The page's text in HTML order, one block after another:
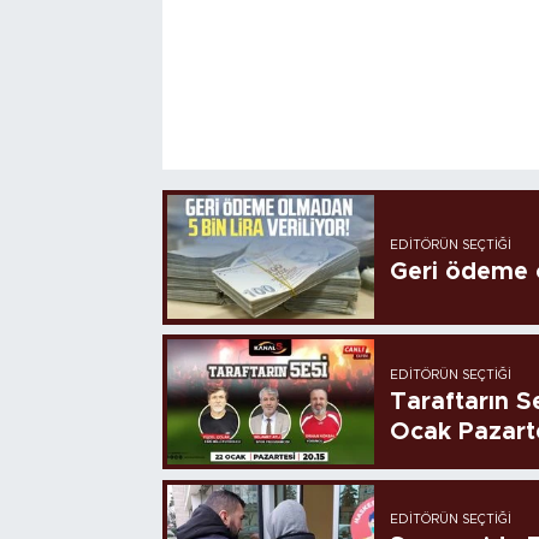
EDITÖRÜN SEÇTIĞI
Geri ödeme
EDITÖRÜN SEÇTIĞI
Taraftarın
Ocak
EDITÖRÜN SEÇTIĞI